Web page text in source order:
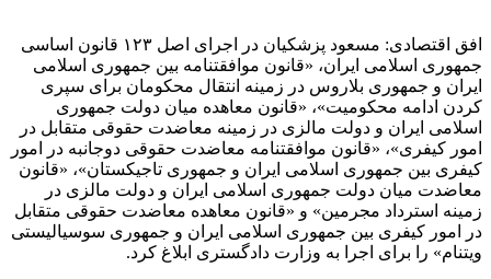
افق اقتصادی: مسعود پزشکیان در اجرای اصل ۱۲۳ قانون اساسی
جمهوری اسلامی ایران، «قانون موافقتنامه بین جمهوری اسلامی
ایران و جمهوری بلاروس در زمینه انتقال محکومان برای سپری
کردن ادامه محکومیت»، «قانون معاهده میان دولت جمهوری
اسلامی ایران و دولت مالزی در زمینه معاضدت حقوقی متقابل در
امور کیفری»، «قانون موافقتنامه معاضدت حقوقی دوجانبه در امور
کیفری بین جمهوری اسلامی ایران و جمهوری تاجیکستان»، «قانون
معاضدت میان دولت جمهوری اسلامی ایران و دولت مالزی در
زمینه استرداد مجرمین» و «قانون معاهده معاضدت حقوقی متقابل
در امور کیفری بین جمهوری اسلامی ایران و جمهوری سوسیالیستی
ویتنام» را برای اجرا به وزارت دادگستری ابلاغ کرد.